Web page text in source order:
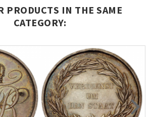
PRODUCTS IN THE SAME
CATEGORY: